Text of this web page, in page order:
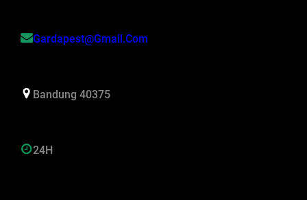
Gardapest@gmail.com
Bandung 40375
24H